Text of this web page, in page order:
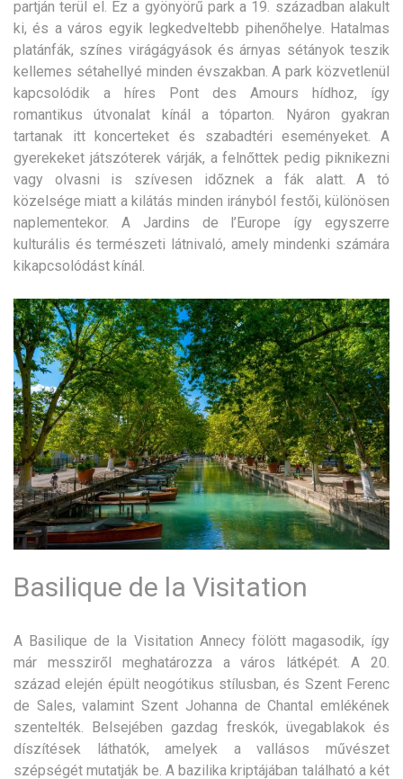
partján terül el. Ez a gyönyörű park a 19. században alakult
ki, és a város egyik legkedveltebb pihenőhelye. Hatalmas
platánfák, színes virágágyások és árnyas sétányok teszik
kellemes sétahellyé minden évszakban. A park közvetlenül
kapcsolódik a híres Pont des Amours hídhoz, így
romantikus útvonalat kínál a tóparton. Nyáron gyakran
tartanak itt koncerteket és szabadtéri eseményeket. A
gyerekeket játszóterek várják, a felnőttek pedig piknikezni
vagy olvasni is szívesen időznek a fák alatt. A tó
közelsége miatt a kilátás minden irányból festői, különösen
naplementekor. A Jardins de l’Europe így egyszerre
kulturális és természeti látnivaló, amely mindenki számára
kikapcsolódást kínál.
Basilique de la Visitation
A Basilique de la Visitation Annecy fölött magasodik, így
már messziről meghatározza a város látképét. A 20.
század elején épült neogótikus stílusban, és Szent Ferenc
de Sales, valamint Szent Johanna de Chantal emlékének
szentelték. Belsejében gazdag freskók, üvegablakok és
díszítések láthatók, amelyek a vallásos művészet
szépségét mutatják be. A bazilika kriptájában található a két